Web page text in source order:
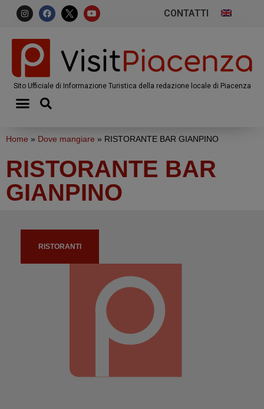
CONTATTI
Sito Ufficiale di Informazione Turistica della redazione locale di Piacenza
Home » Dove mangiare » RISTORANTE BAR GIANPINO
RISTORANTE BAR
GIANPINO
RISTORANTI